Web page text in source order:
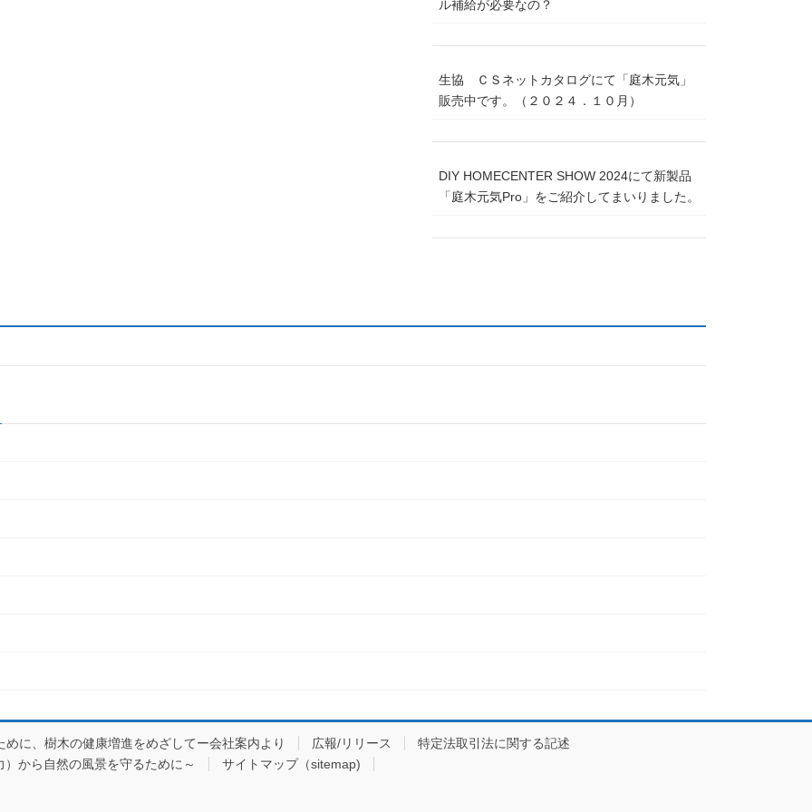
ル補給が必要なの？
生協 ＣＳネットカタログにて「庭木元気」
販売中です。（２０２４．１０月）
DIY HOMECENTER SHOW 2024にて新製品
「庭木元気Pro」をご紹介してまいりました。
めに、樹木の健康増進をめざしてー会社案内より 広報/リリース
特定法取引法に関する記述
から自然の風景を守るために～
サイトマップ（sitemap)